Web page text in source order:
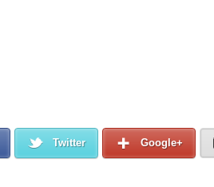
Twitter Google+